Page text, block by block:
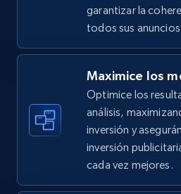
URL, Title, Available,
price, Final price, Discount
TikTok Shop - Collect
by keywords search
URL, Title, Available,
price, Final price, Discount
garantizar la
todos sus
Maximice los
Optimice los
análisis,
inversión y
inversión
cada vez mejores.